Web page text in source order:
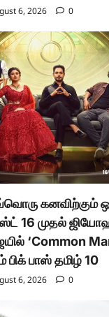
6, 2026 0
கனவிற்கும்
16 முதல்
‘Common
பிக் பாஸ் தமிழ் 10
6, 2026 0